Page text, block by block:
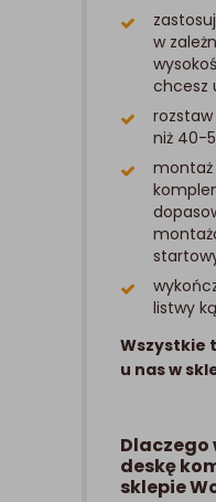
w
chcesz
niż 40-
montaż
listwy
Wszystkie
u nas w
deskę
sklepie